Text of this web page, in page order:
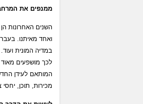
ממנפים את
השנים האחרונות
ואחד מאיתנו.
במדיה המונית
המותאם לעידן
מכירות, תוכן, יחסי